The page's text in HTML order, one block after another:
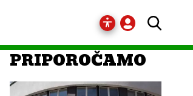
PRIPOROČAMO